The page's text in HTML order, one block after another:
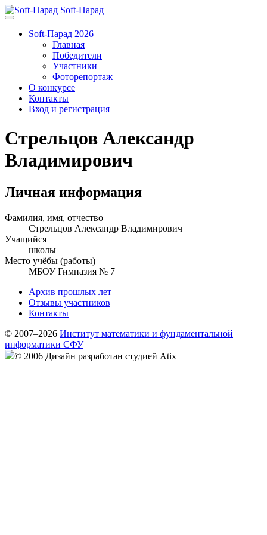
Soft-Парад
Soft-Парад 2026
Главная
Победители
Участники
Фоторепортаж
О конкурсе
Контакты
Вход и регистрация
Стрельцов Александр
Владимирович
Личная информация
Фамилия, имя, отчество
Стрельцов Александр Владимирович
Учащийся
школы
Место учёбы (работы)
МБОУ Гимназия № 7
Архив прошлых лет
Отзывы участников
Контакты
© 2007–2026 Институт математики и фундаментальной
информатики СФУ
© 2006 Дизайн разработан студией Atix